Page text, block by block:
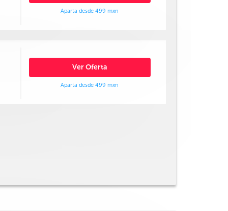
Aparta desde 499 mxn
Ver Oferta
Aparta desde 499 mxn